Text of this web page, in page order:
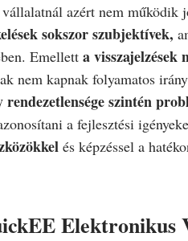
azért nem
sokszor szubjektívek,
Emellett a visszajelzések
nem kapnak folyamatos
szintén
a fejlesztési
és képzéssel a
Elektronikus